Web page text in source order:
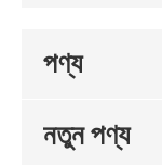
পণ্য
নতুন পণ্য